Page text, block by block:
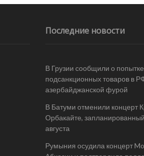
Последние новости
В Грузии сообщили о попытке
подсанкционных товаров в
азербайджанской фурой
В Батуми отменили концерт
Орбакайте,
августа
Румыния осудила концерт